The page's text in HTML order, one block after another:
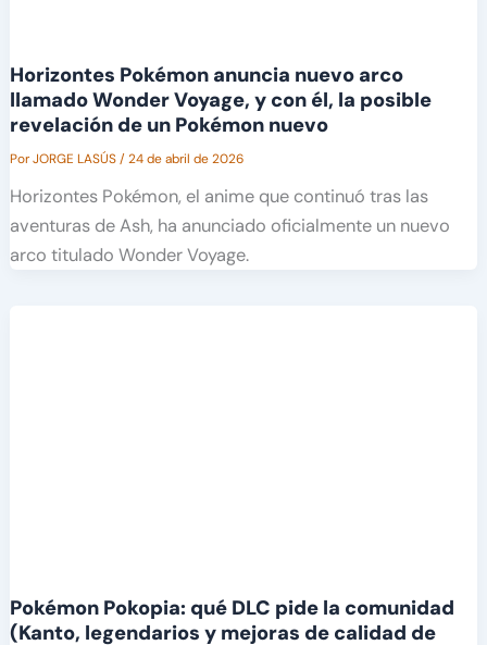
Horizontes Pokémon anuncia nuevo arco
llamado Wonder Voyage, y con él, la posible
revelación de un Pokémon nuevo
PorJORGE LASÚS/24 de abril de 2026
Horizontes Pokémon, el anime que continuó tras las
aventuras de Ash, ha anunciado oficialmente un nuevo
arco titulado Wonder Voyage.
Pokémon Pokopia: qué DLC pide la comunidad
(Kanto, legendarios y mejoras de calidad de